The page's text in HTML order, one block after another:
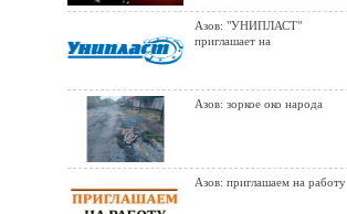
Азов: "УНИПЛАСТ"
приглашает на
Азов: зоркое око народа
Азов: приглашаем на работу